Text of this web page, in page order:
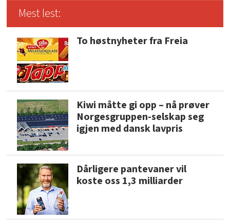
Mest lest:
To høstnyheter fra Freia
Kiwi måtte gi opp – nå prøver
Norgesgruppen-selskap seg
igjen med dansk lavpris
Dårligere pantevaner vil
koste oss 1,3 milliarder